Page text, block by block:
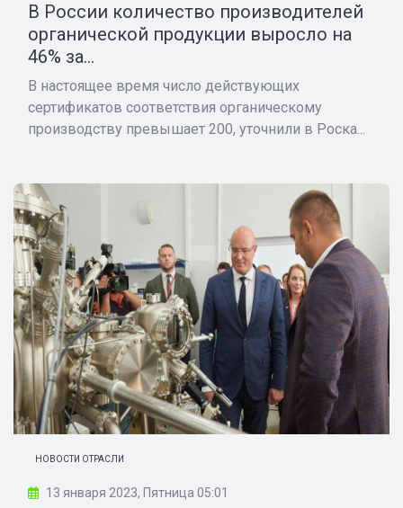
В России количество производителей
органической продукции выросло на
46% за...
В настоящее время число действующих
сертификатов соответствия органическому
производству превышает 200, уточнили в Роска...
НОВОСТИ ОТРАСЛИ
13 января 2023, Пятница 05:01